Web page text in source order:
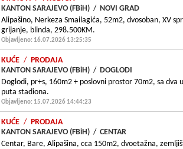
KANTON SARAJEVO (FBiH) / NOVI GRAD
Alipašino, Nerkeza Smailagića, 52m2, dvosoban, XV
grijanje, blinda, 298.500KM.
Objavljeno: 16.07.2026 13:25:35
KUĆE / PRODAJA
KANTON SARAJEVO (FBiH) / DOGLODI
Doglodi, pr+s, 160m2 + poslovni prostor 70m2, sa
puta stadiona.
Objavljeno: 15.07.2026 14:44:23
KUĆE / PRODAJA
KANTON SARAJEVO (FBiH) / CENTAR
Centar, Bare, Alipašina, cca 150m2, dvoetažna,